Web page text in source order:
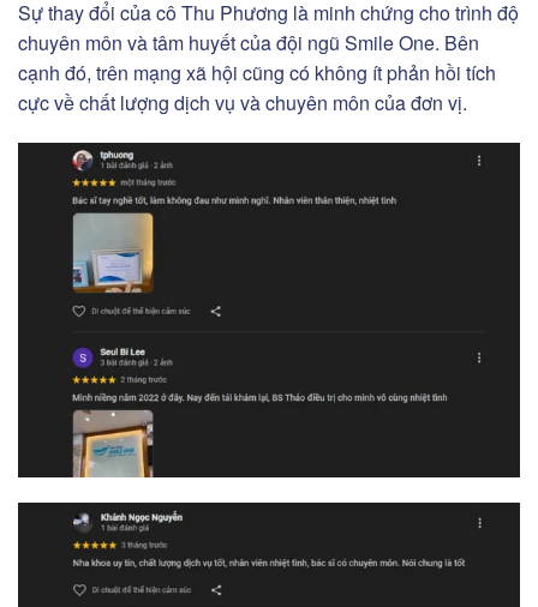
Sự thay đổi của cô Thu Phương là minh chứng cho trình độ
chuyên môn và tâm huyết của đội ngũ Smile One. Bên
cạnh đó, trên mạng xã hội cũng có không ít phản hồi tích
cực về chất lượng dịch vụ và chuyên môn của đơn vị.